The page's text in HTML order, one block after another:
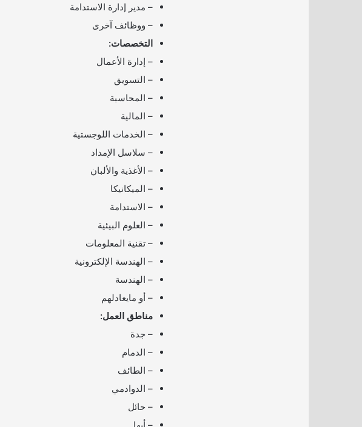
– مدير إدارة الاستدامة
– ووظائف آخرى
التخصصات:
– إدارة الأعمال
– التسويق
– المحاسبة
– المالية
– الخدمات اللوجستية
– سلاسل الإمداد
– الأغذية والألبان
– الميكانيكا
– الاستدامة
– العلوم البيئية
– تقنية المعلومات
– الهندسة الإلكترونية
– الهندسة
– أو مايعادلهم
مناطق العمل:
– جدة
– ⁠الدمام
– الطائف
– الدوادمي
– حائل